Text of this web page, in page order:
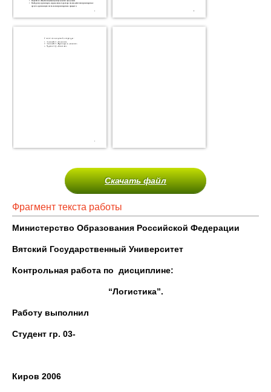
Скачать файл
Фрагмент текста работы
Министерство Образования Российской Федерации
Вятский Государственный Университет
Контрольная работа по дисциплине:
“Логистика”.
Работу выполнил
Студент гр. 03-
Киров 2006